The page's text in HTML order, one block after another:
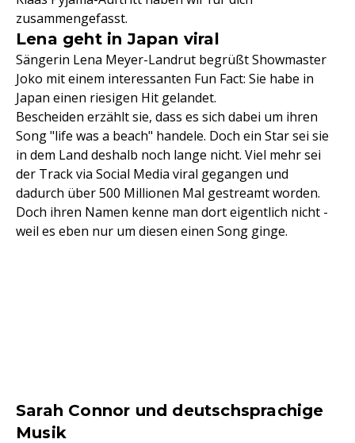
zusammengefasst.
Lena geht in Japan viral
Sängerin Lena Meyer-Landrut begrüßt Showmaster
Joko mit einem interessanten Fun Fact: Sie habe in
Japan einen riesigen Hit gelandet.
Bescheiden erzählt sie, dass es sich dabei um ihren
Song "life was a beach" handele. Doch ein Star sei sie
in dem Land deshalb noch lange nicht. Viel mehr sei
der Track via Social Media viral gegangen und
dadurch über 500 Millionen Mal gestreamt worden.
Doch ihren Namen kenne man dort eigentlich nicht -
weil es eben nur um diesen einen Song ginge.
Sarah Connor und deutschsprachige
Musik